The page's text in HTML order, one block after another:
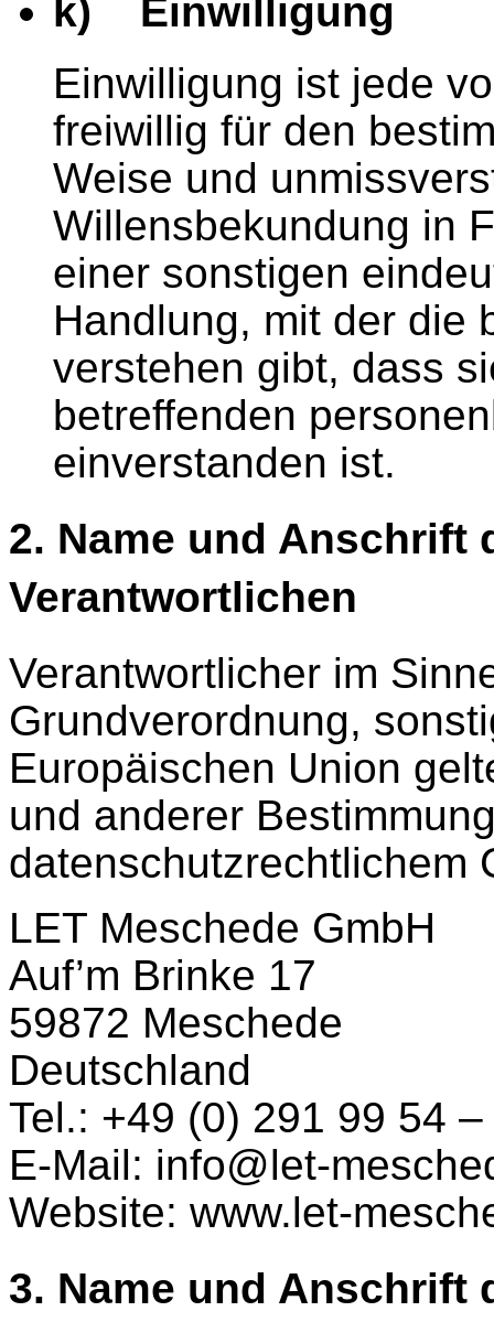
k) Einwilligung
Einwilligung ist jede
freiwillig für den
Weise und
Willensbekundung in
einer sonstigen
Handlung, mit der die
verstehen gibt, dass
betreffenden
einverstanden ist.
2. Name und Anschrift
Verantwortlichen
Verantwortlicher im
Grundverordnung,
Europäischen Union
und anderer
datenschutzrechtlichem
LET Meschede GmbH
Auf’m Brinke 17
59872 Meschede
Deutschland
Tel.: +49 (0) 291 99 54 –
E-Mail: info@let-
Website: www.let-
3. Name und Anschrift